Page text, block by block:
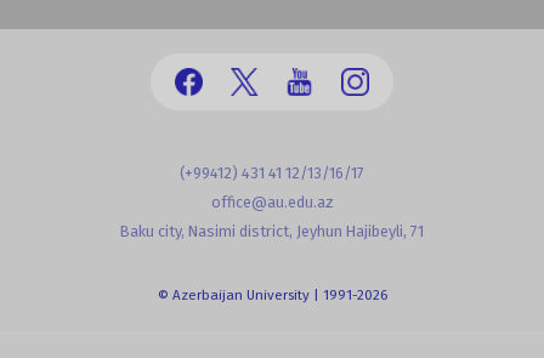
(+99412) 431 41 12/13/16/17
office@au.edu.az
Baku city, Nasimi district, Jeyhun Hajibeyli, 71
© Azerbaijan University | 1991-2026